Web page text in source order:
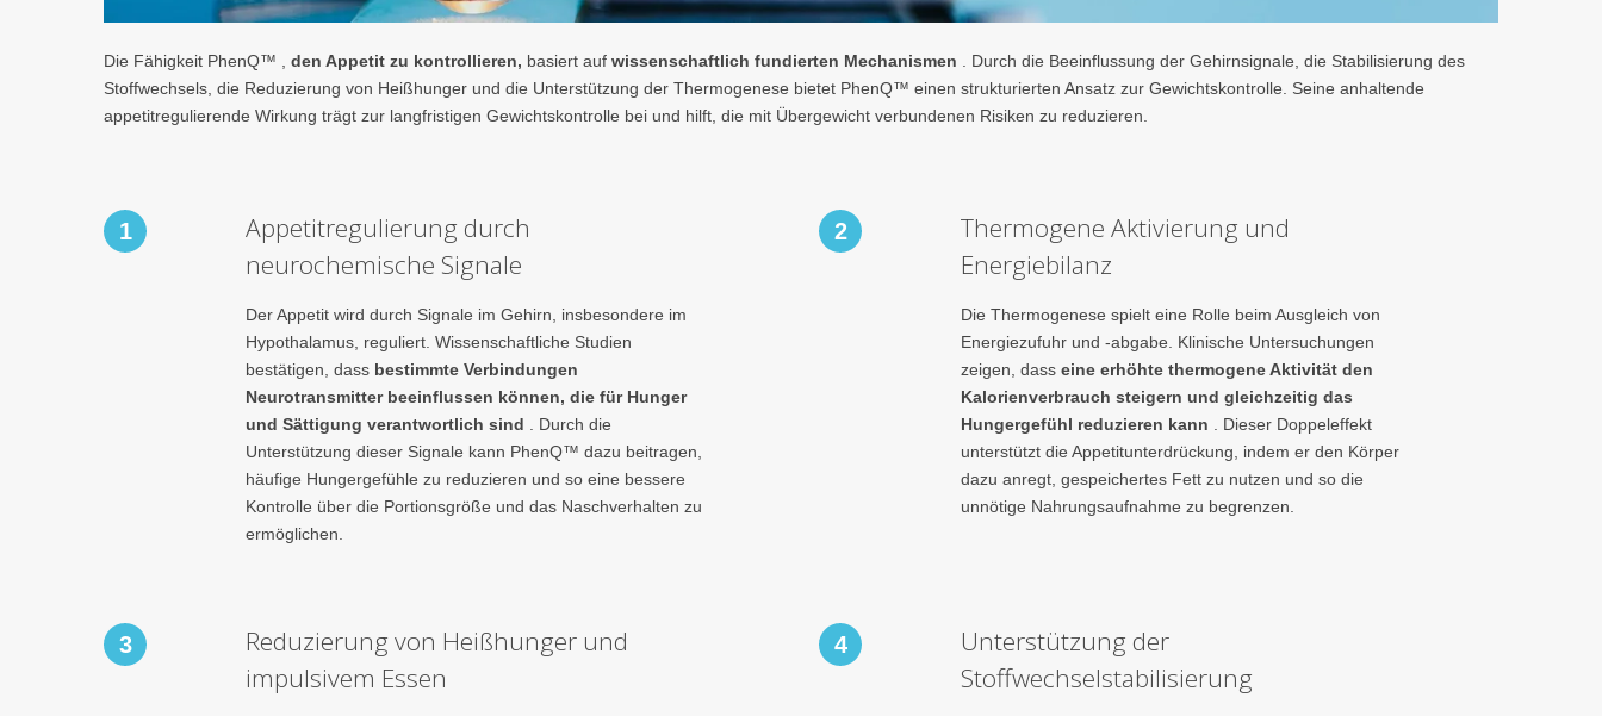
Die Fähigkeit PhenQ™ , den Appetit zu kontrollieren, basiert auf wissenschaftlich fundierten Mechanismen . Durch die Beeinflussung der Gehirnsignale, die Stabilisierung des
Stoffwechsels, die Reduzierung von Heißhunger und die Unterstützung der Thermogenese bietet PhenQ™ einen strukturierten Ansatz zur Gewichtskontrolle. Seine anhaltende
appetitregulierende Wirkung trägt zur langfristigen Gewichtskontrolle bei und hilft, die mit Übergewicht verbundenen Risiken zu reduzieren.
1
Appetitregulierung durch
neurochemische Signale
Der Appetit wird durch Signale im Gehirn, insbesondere im
Hypothalamus, reguliert. Wissenschaftliche Studien
bestätigen, dass bestimmte Verbindungen
Neurotransmitter beeinflussen können, die für Hunger
und Sättigung verantwortlich sind . Durch die
Unterstützung dieser Signale kann PhenQ™ dazu beitragen,
häufige Hungergefühle zu reduzieren und so eine bessere
Kontrolle über die Portionsgröße und das Naschverhalten zu
ermöglichen.
2
Thermogene Aktivierung und
Energiebilanz
Die Thermogenese spielt eine Rolle beim Ausgleich von
Energiezufuhr und -abgabe. Klinische Untersuchungen
zeigen, dass eine erhöhte thermogene Aktivität den
Kalorienverbrauch steigern und gleichzeitig das
Hungergefühl reduzieren kann . Dieser Doppeleffekt
unterstützt die Appetitunterdrückung, indem er den Körper
dazu anregt, gespeichertes Fett zu nutzen und so die
unnötige Nahrungsaufnahme zu begrenzen.
3
Reduzierung von Heißhunger und
impulsivem Essen
4
Unterstützung der
Stoffwechselstabilisierung